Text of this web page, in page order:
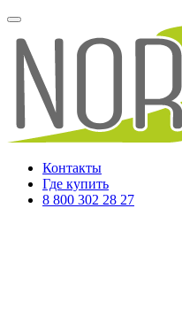
Контакты
Где купить
8 800 302 28 27